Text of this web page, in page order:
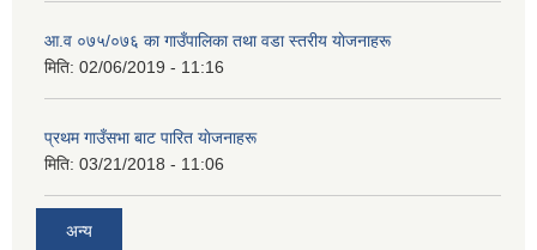
आ‍.व ०७५/०७६ का गाउँपालिका तथा वडा स्तरीय याेजनाहरू
मिति: 02/06/2019 - 11:16
प्रथम गाउँसभा बाट पारित याेजनाहरू
मिति: 03/21/2018 - 11:06
अन्य